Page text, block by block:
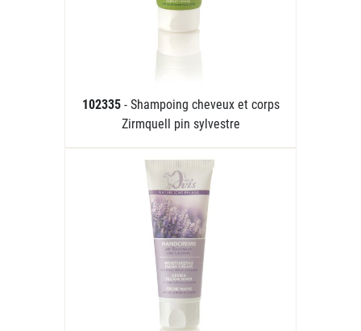
102335 - Shampoing cheveux et corps
Zirmquell pin sylvestre